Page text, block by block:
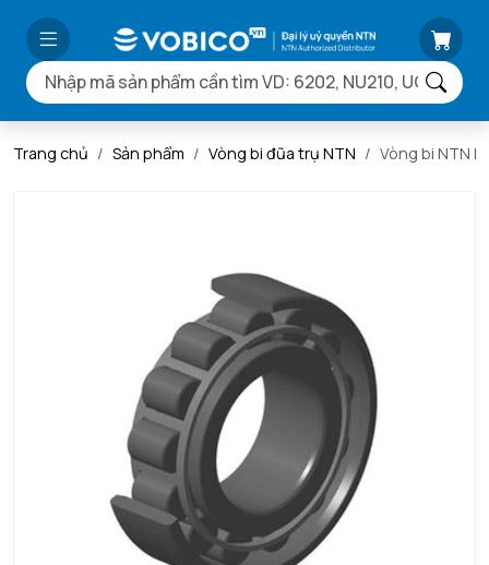
Trang chủ Sản phẩm Vòng bi đũa trụ NTN Vòng bi NTN